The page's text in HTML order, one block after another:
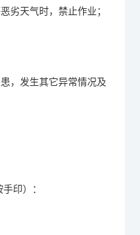
劣天气时，禁止作业；
，发生其它异常情况及
手印）：